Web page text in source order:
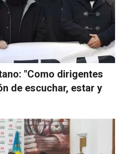
"Como dirigentes
de escuchar, estar y